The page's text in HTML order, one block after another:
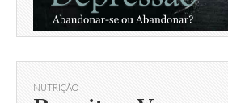
NUTRIÇÃO